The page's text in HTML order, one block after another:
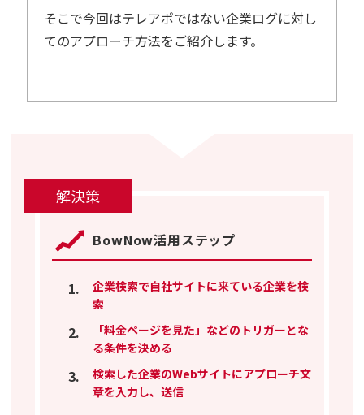
そこで今回はテレアポではない企業ログに対し
てのアプローチ方法をご紹介します。
BowNow活用ステップ
企業検索で自社サイトに来ている企業を検
索
「料金ページを見た」などのトリガーとな
る条件を決める
検索した企業のWebサイトにアプローチ文
章を入力し、送信